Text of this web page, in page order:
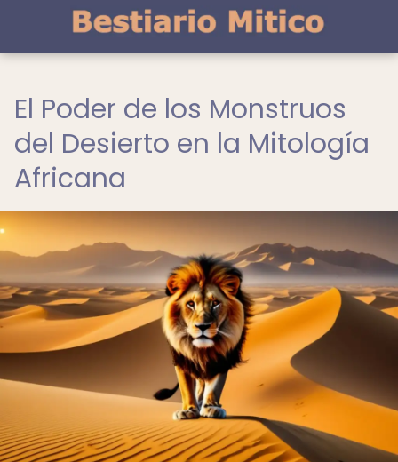
El Poder de los Monstruos
del Desierto en la Mitología
Africana